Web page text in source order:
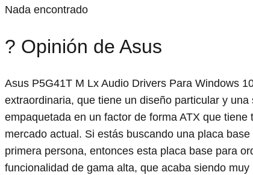
Nada encontrado
? Opinión de Asus
Asus P5G41T M Lx Audio Drivers Para Windows
extraordinaria, que tiene un diseño particular y
empaquetada en un factor de forma ATX que
mercado actual. Si estás buscando una placa
primera persona, entonces esta placa base para
funcionalidad de gama alta, que acaba siendo